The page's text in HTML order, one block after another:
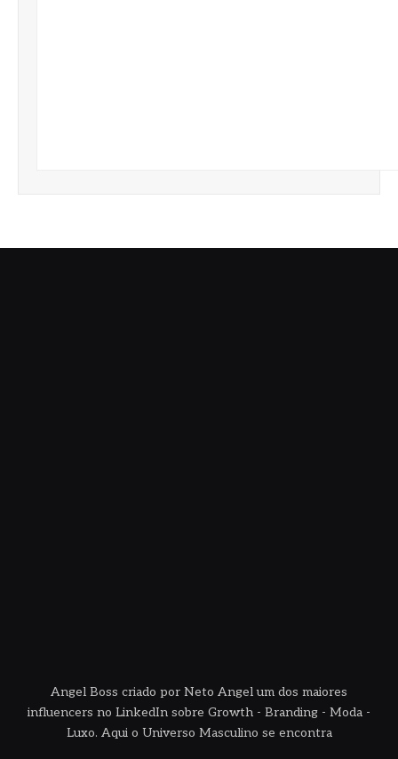
Angel Boss criado por Neto Angel um dos maiores
influencers no LinkedIn sobre Growth - Branding - Moda -
Luxo. Aqui o Universo Masculino se encontra